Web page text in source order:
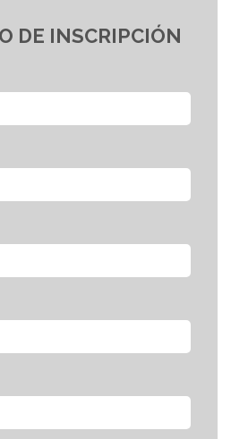
DE INSCRIPCIÓN